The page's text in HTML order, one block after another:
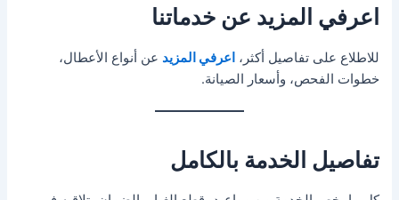
اعرفي المزيد عن خدماتنا
للاطلاع على تفاصيل أكثر، اعرفي المزيد عن أنواع الأعطال،
خطوات الفحص، وأسعار الصيانة.
تفاصيل الخدمة بالكامل